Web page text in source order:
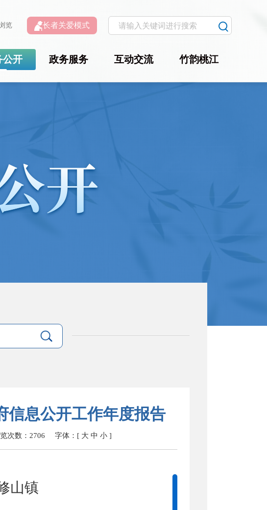
览 长者关爱模式
公开 政务服务 互动交流 竹韵桃江
信息公开工作年度报告
次数： 2706 字体：[ 大 中 小 ]
山镇